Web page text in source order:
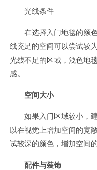
光线条件
在选择入门地毯的颜
线充足的空间可以尝试较
光线不足的区域，浅色地
感。
空间大小
如果入门区域较小，
以在视觉上增加空间的宽
试较深的颜色，增加空间的
配件与装饰